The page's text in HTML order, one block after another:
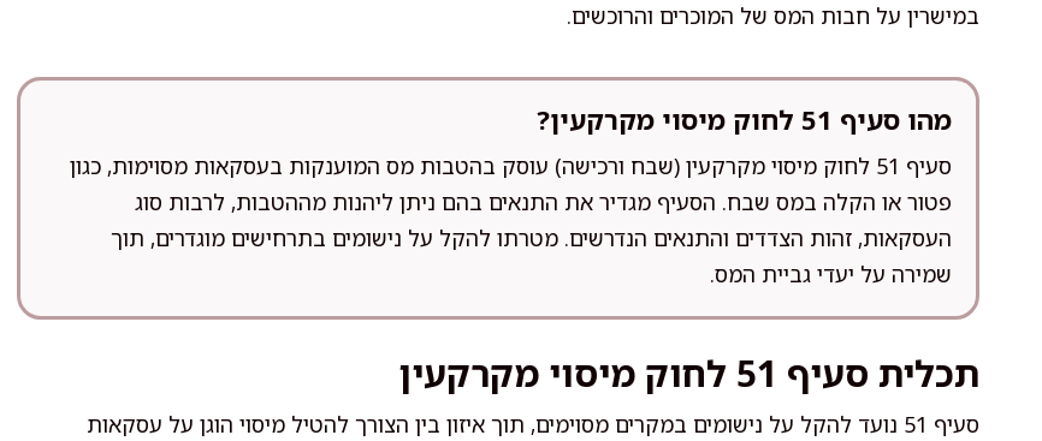
במישרין על חבות המס של המוכרים והרוכשים.
מהו סעיף 51 לחוק מיסוי מקרקעין?
סעיף 51 לחוק מיסוי מקרקעין (שבח ורכישה) עוסק בהטבות מס המוענקות בעסקאות מסוימות, כגון
פטור או הקלה במס שבח. הסעיף מגדיר את התנאים בהם ניתן ליהנות מההטבות, לרבות סוג
העסקאות, זהות הצדדים והתנאים הנדרשים. מטרתו להקל על נישומים בתרחישים מוגדרים, תוך
שמירה על יעדי גביית המס.
תכלית סעיף 51 לחוק מיסוי מקרקעין
סעיף 51 נועד להקל על נישומים במקרים מסוימים, תוך איזון בין הצורך להטיל מיסוי הוגן על עסקאות